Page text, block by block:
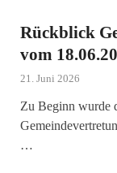
Rückblick
vom
21. Juni 2026
Zu Beginn wurde
…